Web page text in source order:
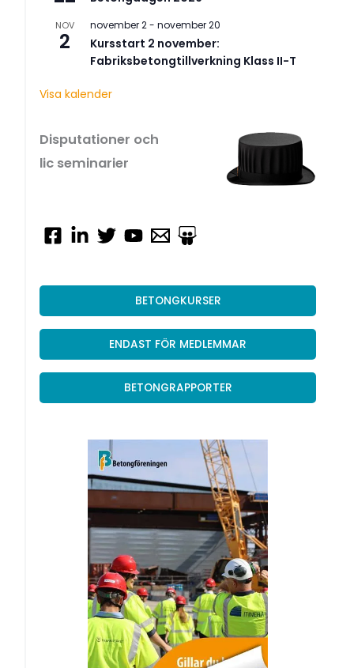
NOV
2
november 2- november 20
Kursstart 2 november:
Fabriksbetongtillverkning Klass II-T
Visa kalender
Disputa­tioner och
lic semi­na­rier
BETONGKURSER
ENDAST FÖR MEDLEMMAR
BETONGRAPPORTER